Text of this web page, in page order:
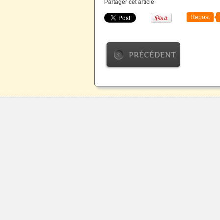
Partager cet article
Repost
PRÉCÉDENT